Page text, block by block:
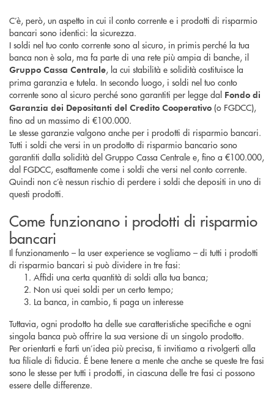
C’è, però, un aspetto in cui il conto corrente e i prodotti di risparmio
bancari sono identici: la sicurezza.
I soldi nel tuo conto corrente sono al sicuro, in primis perché la tua
banca non è sola, ma fa parte di una rete più ampia di banche, il
Gruppo Cassa Centrale, la cui stabilità e solidità costituisce la
prima garanzia e tutela. In secondo luogo, i soldi nel tuo conto
corrente sono al sicuro perché sono garantiti per legge dal Fondo di
Garanzia dei Depositanti del Credito Cooperativo (o FGDCC),
fino ad un massimo di €100.000.
Le stesse garanzie valgono anche per i prodotti di risparmio bancari.
Tutti i soldi che versi in un prodotto di risparmio bancario sono
garantiti dalla solidità del Gruppo Cassa Centrale e, fino a €100.000,
dal FGDCC, esattamente come i soldi che versi nel conto corrente.
Quindi non c’è nessun rischio di perdere i soldi che depositi in uno di
questi prodotti.
Come funzionano i prodotti di risparmio
bancari
Il funzionamento – la user experience se vogliamo – di tutti i prodotti
di risparmio bancari si può dividere in tre fasi:
Affidi una certa quantità di soldi alla tua banca;
Non usi quei soldi per un certo tempo;
La banca, in cambio, ti paga un interesse
Tuttavia, ogni prodotto ha delle sue caratteristiche specifiche e ogni
singola banca può offrire la sua versione di un singolo prodotto.
Per orientarti e farti un’idea più precisa, ti invitiamo a rivolgerti alla
tua filiale di fiducia. É bene tenere a mente che anche se queste tre fasi
sono le stesse per tutti i prodotti, in ciascuna delle tre fasi ci possono
essere delle differenze.